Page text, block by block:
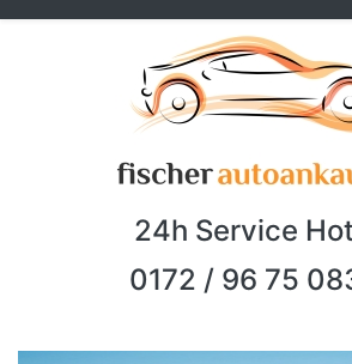
24h Service
0172 / 96 75